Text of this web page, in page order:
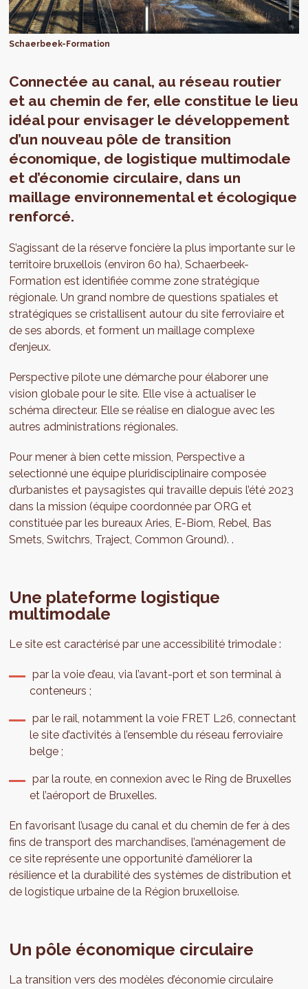
Schaerbeek-Formation
Connectée au canal, au réseau routier
et au chemin de fer, elle constitue le lieu
idéal pour envisager le développement
d’un nouveau pôle de transition
économique, de logistique multimodale
et d’économie circulaire, dans un
maillage environnemental et écologique
renforcé.
S’agissant de la réserve foncière la plus importante sur le
territoire bruxellois (environ 60 ha), Schaerbeek-
Formation est identifiée comme zone stratégique
régionale. Un grand nombre de questions spatiales et
stratégiques se cristallisent autour du site ferroviaire et
de ses abords, et forment un maillage complexe
d’enjeux.
Perspective pilote une démarche pour élaborer une
vision globale pour le site. Elle vise à actualiser le
schéma directeur. Elle se réalise en dialogue avec les
autres administrations régionales.
Pour mener à bien cette mission, Perspective a
selectionné une équipe pluridisciplinaire composée
d’urbanistes et paysagistes qui travaille depuis l’été 2023
dans la mission (équipe coordonnée par ORG et
constituée par les bureaux Aries, E-Biom, Rebel, Bas
Smets, Switchrs, Traject, Common Ground). .
Une plateforme logistique
multimodale
Le site est caractérisé par une accessibilité trimodale :
par la voie d’eau, via l’avant-port et son terminal à
conteneurs ;
par le rail, notamment la voie FRET L26, connectant
le site d’activités à l’ensemble du réseau ferroviaire
belge ;
par la route, en connexion avec le Ring de Bruxelles
et l’aéroport de Bruxelles.
En favorisant l’usage du canal et du chemin de fer à des
fins de transport des marchandises, l’aménagement de
ce site représente une opportunité d’améliorer la
résilience et la durabilité des systèmes de distribution et
de logistique urbaine de la Région bruxelloise.
Un pôle économique circulaire
La transition vers des modèles d’économie circulaire